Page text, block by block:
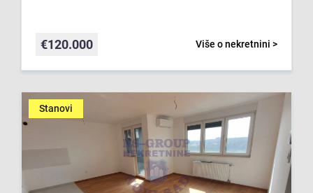
Više o nekretnini >
€120.000
Stanovi